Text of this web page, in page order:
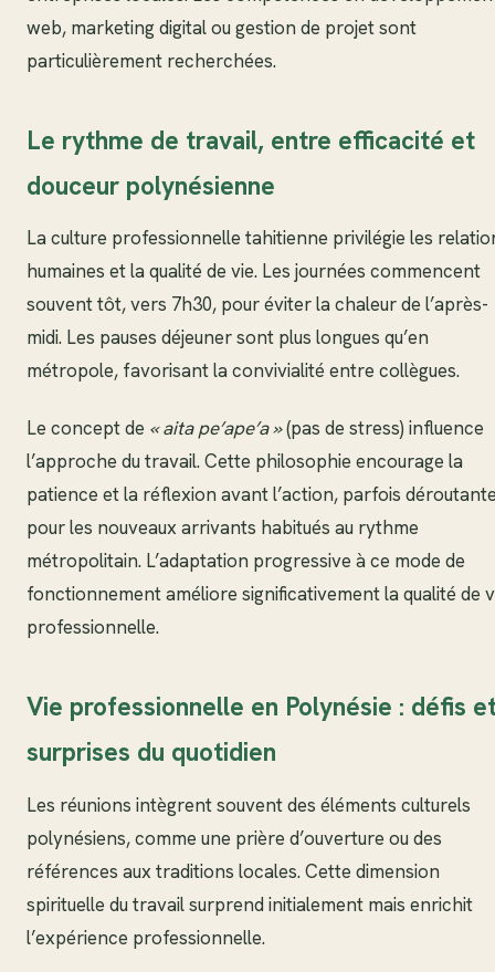
web, marketing digital ou gestion de projet sont
particulièrement recherchées.
Le rythme de travail, entre efficacité et
douceur polynésienne
La culture professionnelle tahitienne privilégie les
humaines et la qualité de vie. Les journées commencent
souvent tôt, vers 7h30, pour éviter la chaleur de l’après-
midi. Les pauses déjeuner sont plus longues qu’en
métropole, favorisant la convivialité entre collègues.
Le concept de « aita pe’ape’a »(pas de stress) influence
l’approche du travail. Cette philosophie encourage la
patience et la réflexion avant l’action, parfois
pour les nouveaux arrivants habitués au rythme
métropolitain. L’adaptation progressive à ce mode de
fonctionnement améliore significativement la qualité de
professionnelle.
Vie professionnelle en Polynésie : défis
surprises du quotidien
Les réunions intègrent souvent des éléments culturels
polynésiens, comme une prière d’ouverture ou des
références aux traditions locales. Cette dimension
spirituelle du travail surprend initialement mais enrichit
l’expérience professionnelle.